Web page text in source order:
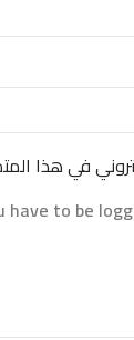
في هذا
have to be